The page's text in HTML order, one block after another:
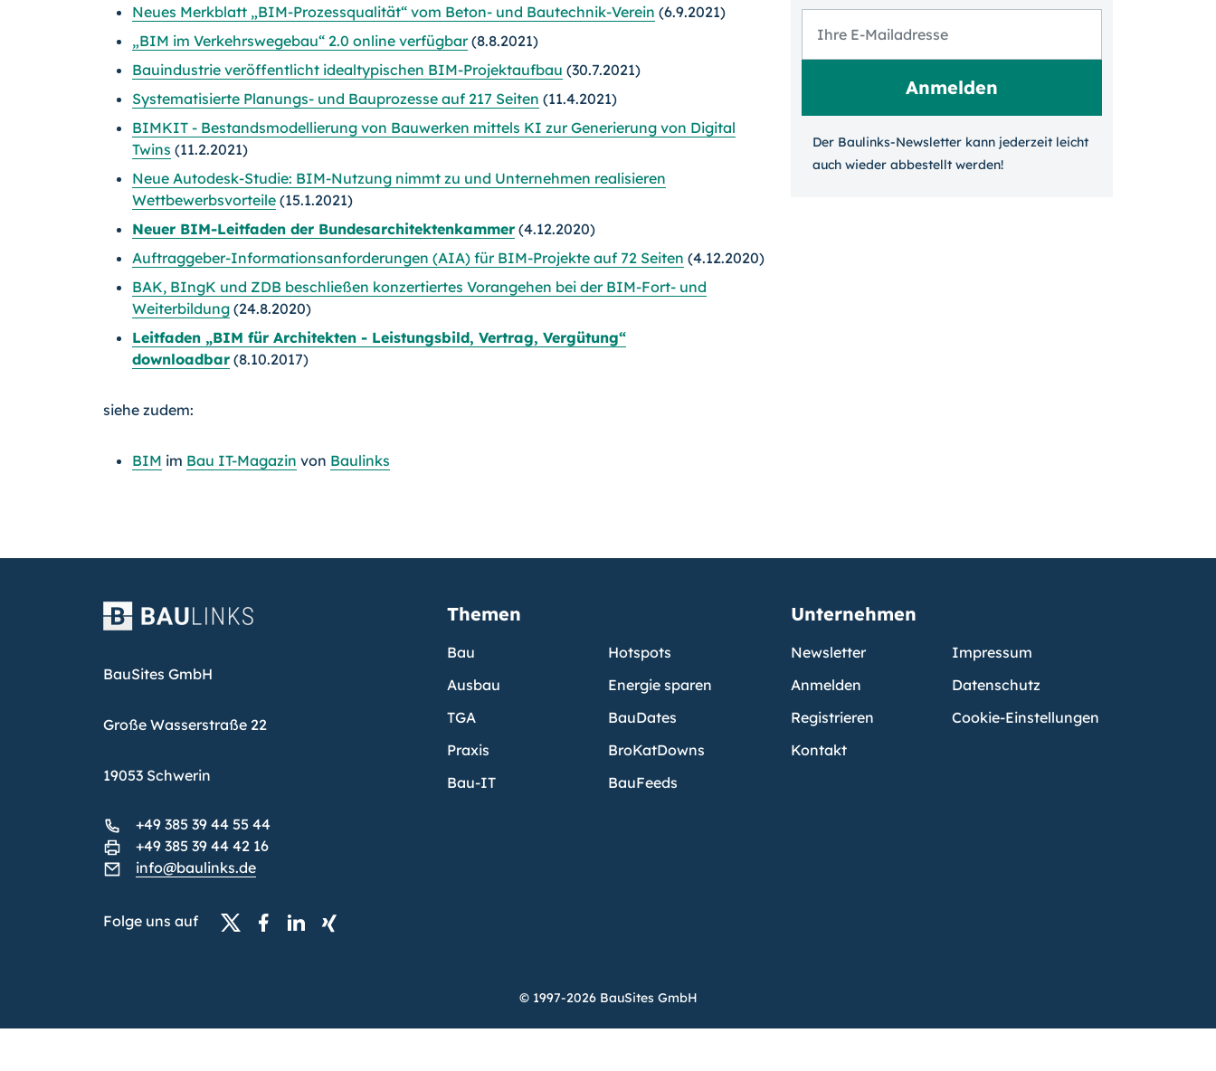
Neues Merkblatt „BIM-Prozessqualität“ vom Beton- und Bautechnik-Verein (6.9.2021)
„BIM im Verkehrswegebau“ 2.0 online verfügbar(8.8.2021)
Bauindustrie veröffentlicht idealtypischen BIM-Projektaufbau (30.7.2021)
Systematisierte Planungs- und Bauprozesse auf 217 Seiten (11.4.2021)
BIMKIT - Bestandsmodellierung von Bauwerken mittels KI zur Generierung von Digital
Twins (11.2.2021)
Neue Autodesk-Studie: BIM-Nutzung nimmt zu und Unternehmen realisieren
Wettbewerbsvorteile (15.1.2021)
Neuer BIM-Leitfaden der Bundesarchitektenkammer (4.12.2020)
Auftraggeber-Informationsanforderungen (AIA) für BIM-Projekte auf 72 Seiten (4.12.2020)
BAK, BIngK und ZDB beschließen konzertiertes Vorangehen bei der BIM-Fort- und
Weiterbildung (24.8.2020)
Leitfaden „BIM für Architekten - Leistungsbild, Vertrag, Vergütung“
downloadbar (8.10.2017)
siehe zudem:
BIM im Bau IT-Magazin von Baulinks
Der Baulinks-Newsletter kann jeder­zeit leicht
auch wieder ab­bestellt werden!
BauSites GmbH
Große Wasserstraße 22
19053 Schwerin
+49 385 39 44 55 44
+49 385 39 44 42 16
info@baulinks.de
Folge uns auf
Themen
Bau
Ausbau
TGA
Praxis
Bau-IT
Hotspots
Energie sparen
BauDates
BroKatDowns
BauFeeds
Unternehmen
Newsletter
Anmelden
Registrieren
Kontakt
Impressum
Datenschutz
Cookie-Einstellungen
© 1997-2026 BauSites GmbH